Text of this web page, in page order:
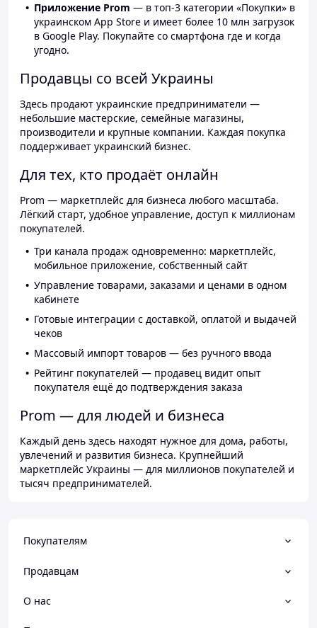
Приложение Prom — в топ-3 категории «Покупки» в
украинском App Store и имеет более 10 млн загрузок
в Google Play. Покупайте со смартфона где и когда
угодно.
Продавцы со всей Украины
Здесь продают украинские предприниматели —
небольшие мастерские, семейные магазины,
производители и крупные компании. Каждая покупка
поддерживает украинский бизнес.
Для тех, кто продаёт онлайн
Prom — маркетплейс для бизнеса любого масштаба.
Лёгкий старт, удобное управление, доступ к миллионам
покупателей.
Три канала продаж одновременно: маркетплейс,
мобильное приложение, собственный сайт
Управление товарами, заказами и ценами в одном
кабинете
Готовые интеграции с доставкой, оплатой и выдачей
чеков
Массовый импорт товаров — без ручного ввода
Рейтинг покупателей — продавец видит опыт
покупателя ещё до подтверждения заказа
Prom — для людей и бизнеса
Каждый день здесь находят нужное для дома, работы,
увлечений и развития бизнеса. Крупнейший
маркетплейс Украины — для миллионов покупателей и
тысяч предпринимателей.
Покупателям
Продавцам
О нас